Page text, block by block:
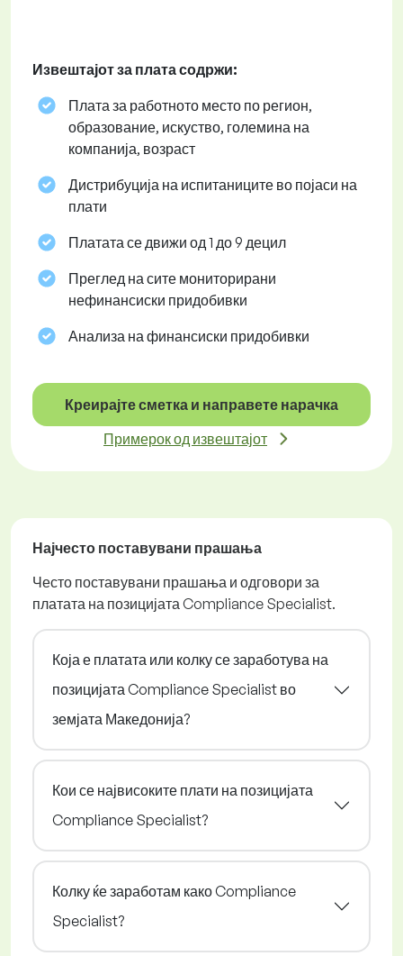
Извештајот за плата содржи:
Плата за работното место по регион,
образование, искуство, големина на
компанија, возраст
Дистрибуција на испитаниците во појаси на
плати
Платата се движи од 1 до 9 децил
Преглед на сите мониторирани
нефинансиски придобивки
Анализа на финансиски придобивки
Креирајте сметка и направете нарачка
Примерок од извештајот
Најчесто поставувани прашања
Често поставувани прашања и одговори за
платата на позицијата Compliance Specialist.
Која е платата или колку се заработува на
позицијата Compliance Specialist во
земјата Македонија?
Кои се највисоките плати на позицијата
Compliance Specialist?
Колку ќе заработам како Compliance
Specialist?